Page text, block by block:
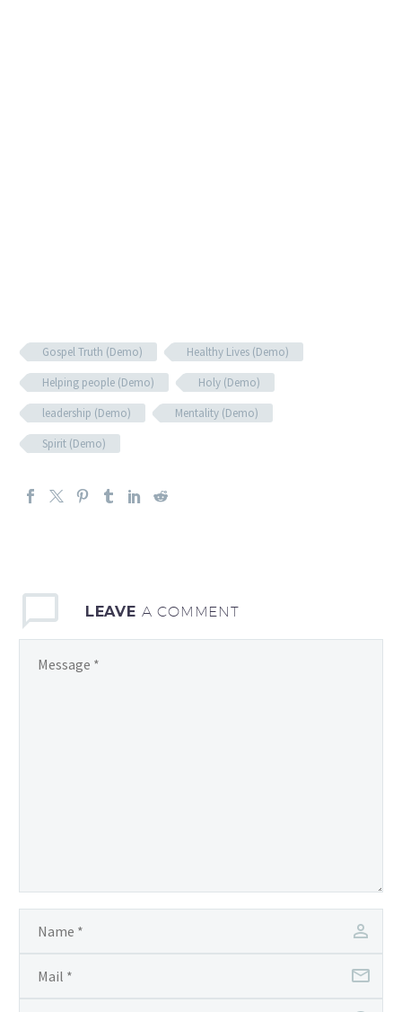
Gospel Truth (Demo)
Healthy Lives (Demo)
Helping people (Demo)
Holy (Demo)
leadership (Demo)
Mentality (Demo)
Spirit (Demo)
LEAVE A COMMENT